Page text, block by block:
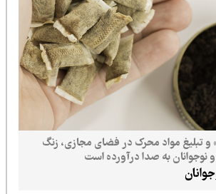
مواد محرک در فضای مجازی، زنگ
به صدا درآورده است